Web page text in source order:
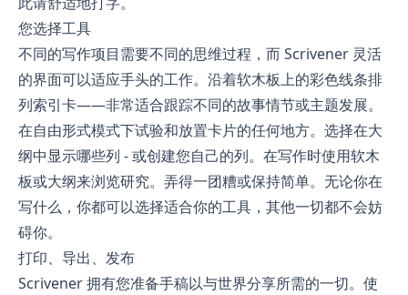
您选择工具
不同的写作项目需要不同的思维过程，而 Scrivener 灵活
的界面可以适应手头的工作。沿着软木板上的彩色线条排
列索引卡——非常适合跟踪不同的故事情节或主题发展。
在自由形式模式下试验和放置卡片的任何地方。选择在大
纲中显示哪些列 - 或创建您自己的列。在写作时使用软木
板或大纲来浏览研究。弄得一团糟或保持简单。无论你在
写什么，你都可以选择适合你的工具，其他一切都不会妨
碍你。
打印、导出、发布
Scrivener 拥有您准备手稿以与世界分享所需的一切。使